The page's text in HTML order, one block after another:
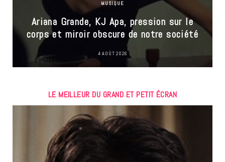
MUSIQUE
Ariana Grande, KJ Apa, pression sur le
corps et miroir obscure de notre société
4 AOÛT 2026
LE MEILLEUR DU GRAND ET PETIT ÉCRAN